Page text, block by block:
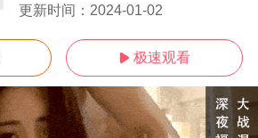
更新时间： 2024-01-02
 极速观看